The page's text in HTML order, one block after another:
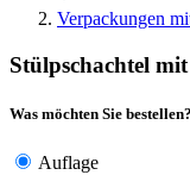
Verpackungen
Stülpschachtel
Was möchten Sie bestellen?
Auflage